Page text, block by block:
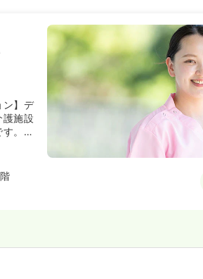
ン】デ
護施設
。
展開